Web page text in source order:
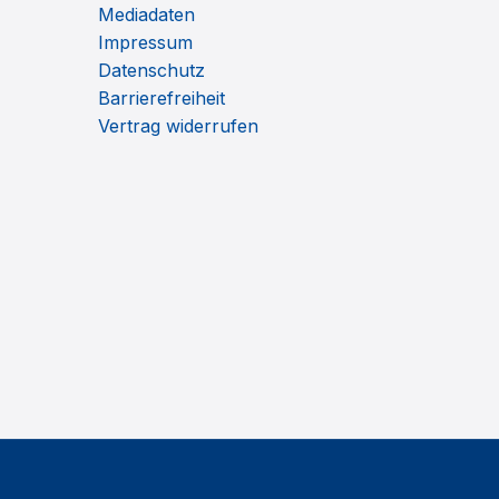
Mediadaten
Impressum
Datenschutz
Barrierefreiheit
Vertrag widerrufen